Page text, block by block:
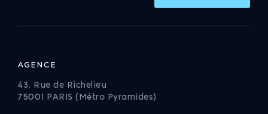
AGENCE
43, Rue de Richelieu
75001 PARIS (Métro Pyramides)